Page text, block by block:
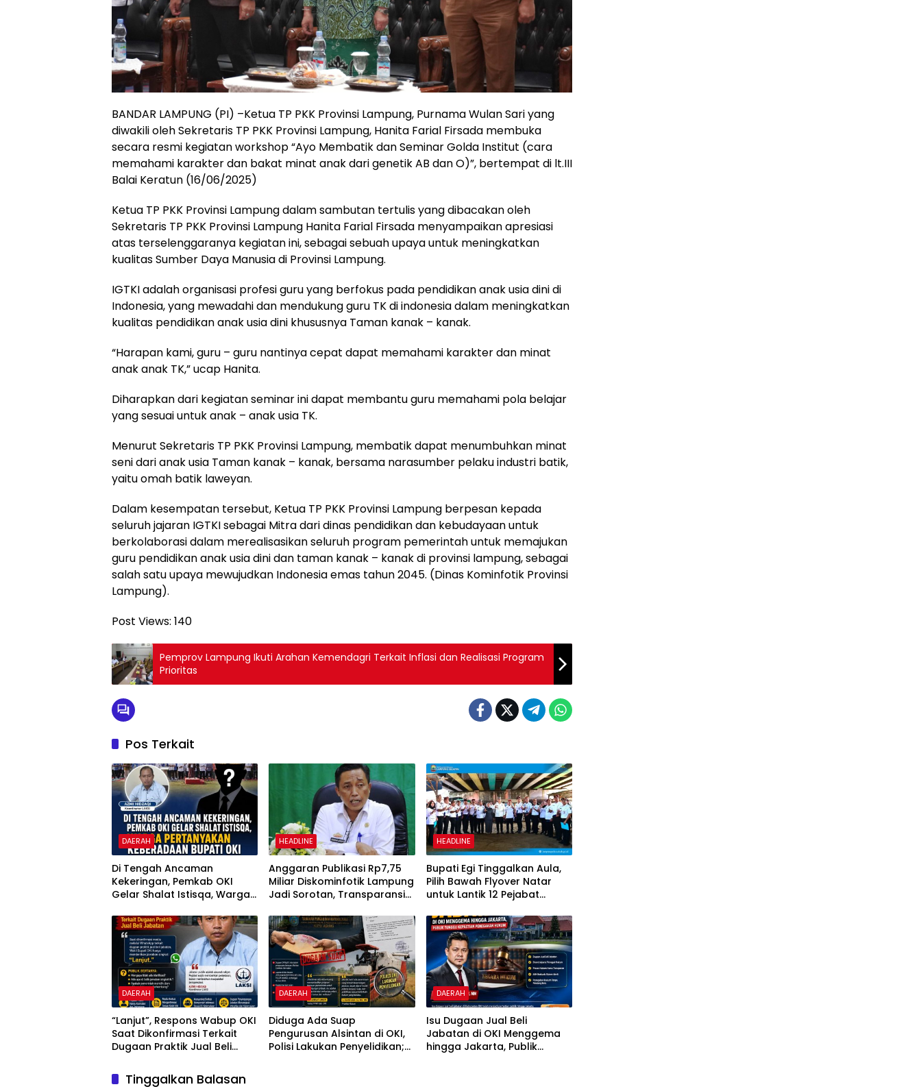
BANDAR LAMPUNG (PI) –Ketua TP PKK Provinsi Lampung, Purnama Wulan Sari yang
diwakili oleh Sekretaris TP PKK Provinsi Lampung, Hanita Farial Firsada membuka
secara resmi kegiatan workshop “Ayo Membatik dan Seminar Golda Institut (cara
memahami karakter dan bakat minat anak dari genetik AB dan O)”, bertempat di lt.III
Balai Keratun (16/06/2025)
Ketua TP PKK Provinsi Lampung dalam sambutan tertulis yang dibacakan oleh
Sekretaris TP PKK Provinsi Lampung Hanita Farial Firsada menyampaikan apresiasi
atas terselenggaranya kegiatan ini, sebagai sebuah upaya untuk meningkatkan
kualitas Sumber Daya Manusia di Provinsi Lampung.
IGTKI adalah organisasi profesi guru yang berfokus pada pendidikan anak usia dini di
Indonesia, yang mewadahi dan mendukung guru TK di indonesia dalam meningkatkan
kualitas pendidikan anak usia dini khususnya Taman kanak – kanak.
“Harapan kami, guru – guru nantinya cepat dapat memahami karakter dan minat
anak anak TK,” ucap Hanita.
Diharapkan dari kegiatan seminar ini dapat membantu guru memahami pola belajar
yang sesuai untuk anak – anak usia TK.
Menurut Sekretaris TP PKK Provinsi Lampung, membatik dapat menumbuhkan minat
seni dari anak usia Taman kanak – kanak, bersama narasumber pelaku industri batik,
yaitu omah batik laweyan.
Dalam kesempatan tersebut, Ketua TP PKK Provinsi Lampung berpesan kepada
seluruh jajaran IGTKI sebagai Mitra dari dinas pendidikan dan kebudayaan untuk
berkolaborasi dalam merealisasikan seluruh program pemerintah untuk memajukan
guru pendidikan anak usia dini dan taman kanak – kanak di provinsi lampung, sebagai
salah satu upaya mewujudkan Indonesia emas tahun 2045. (Dinas Kominfotik Provinsi
Lampung).
Post Views: 140
Pemprov Lampung Ikuti Arahan Kemendagri Terkait Inflasi dan Realisasi Program
Prioritas
Pos Terkait
DAERAH
Di Tengah Ancaman
Kekeringan, Pemkab OKI
Gelar Shalat Istisqa, Warga
Bupati OKI
HEADLINE
Anggaran Publikasi Rp7,75
Miliar Diskominfotik Lampung
Jadi Sorotan, Transparansi
Dipertanyakan
HEADLINE
Bupati Egi Tinggalkan Aula,
Pilih Bawah Flyover Natar
untuk Lantik 12 Pejabat
DAERAH
“Lanjut”, Respons Wabup OKI
Saat Dikonfirmasi Terkait
Dugaan Praktik Jual Beli
DAERAH
Diduga Ada Suap
Pengurusan Alsintan di OKI,
Polisi Lakukan Penyelidikan;
DAERAH
Isu Dugaan Jual Beli
Jabatan di OKI Menggema
hingga Jakarta, Publik
Tinggalkan Balasan